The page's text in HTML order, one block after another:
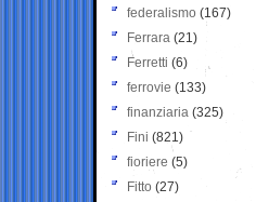
federalismo (167)
Ferrara (21)
Ferretti (6)
ferrovie (133)
finanziaria (325)
Fini (821)
fioriere (5)
Fitto (27)